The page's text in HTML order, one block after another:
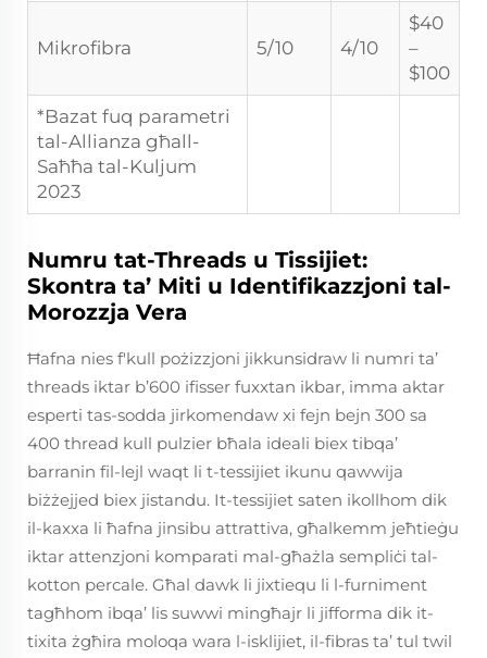
Mikrofibra 5/10 4/10
$40
–
$100
*Bazat fuq parametri
tal-Allianza għall-
Saħħa tal-Kuljum
2023
Numru tat-Threads u Tissijiet:
Skontra ta’ Miti u Identifikazzjoni tal-
Morozzja Vera
Ħafna nies f'kull pożizzjoni jikkunsidraw li numri ta’
threads iktar b’600 ifisser fuxxtan ikbar, imma aktar
esperti tas-sodda jirkomendaw xi fejn bejn 300 sa
400 thread kull pulzier bħala ideali biex tibqa’
barranin fil-lejl waqt li t-tessijiet ikunu qawwija
biżżejjed biex jistandu. It-tessijiet saten ikollhom dik
il-kaxxa li ħafna jinsibu attrattiva, għalkemm jeħtieġu
iktar attenzjoni komparati mal-għażla sempliċi tal-
kotton percale. Għal dawk li jixtiequ li l-furniment
tagħhom ibqa’ lis suwwi mingħajr li jifforma dik it-
tixita żgħira moloqa wara l-isklijiet, il-fibras ta’ tul twil